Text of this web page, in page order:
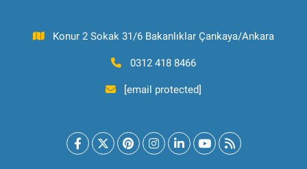
Konur 2 Sokak 31/6 Bakanlıklar Çankaya/Ankara
0312 418 8466
[email protected]